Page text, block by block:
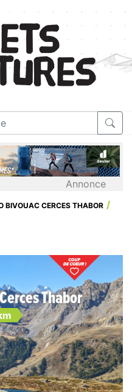
Annonce
BIVOUAC CERCES THABOR
Thabor